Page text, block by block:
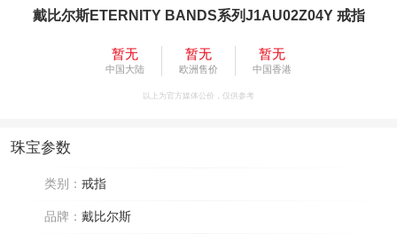
戴比尔斯ETERNITY BANDS系列J1AU02Z04Y 戒指
暂无
中国大陆
暂无
欧洲售价
暂无
中国香港
以上为官方媒体公价，仅供参考
珠宝参数
类别： 戒指
品牌： 戴比尔斯